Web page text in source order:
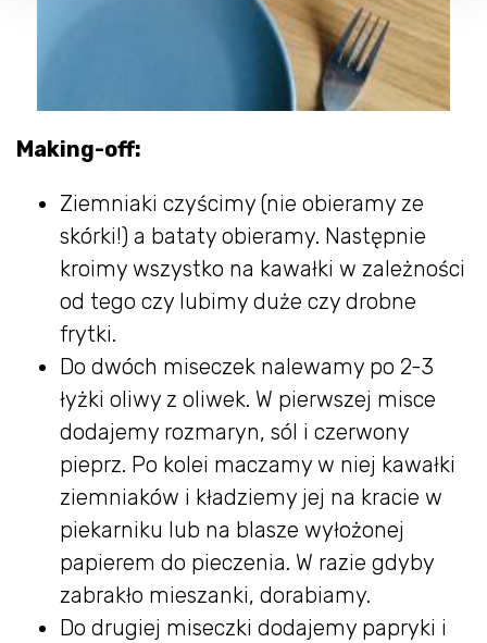
Making-off:
Ziemniaki czyścimy (nie obieramy ze
skórki!) a bataty obieramy. Następnie
kroimy wszystko na kawałki w zależności
od tego czy lubimy duże czy drobne
frytki.
Do dwóch miseczek nalewamy po 2-3
łyżki oliwy z oliwek. W pierwszej misce
dodajemy rozmaryn, sól i czerwony
pieprz. Po kolei maczamy w niej kawałki
ziemniaków i kładziemy jej na kracie w
piekarniku lub na blasze wyłożonej
papierem do pieczenia. W razie gdyby
zabrakło mieszanki, dorabiamy.
Do drugiej miseczki dodajemy papryki i